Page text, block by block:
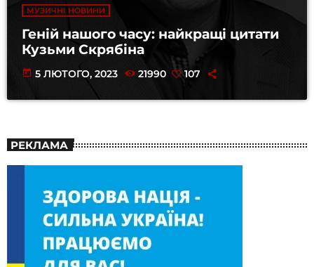
МУЗИЧНІ НОВИНИ
Геній нашого часу: найкращі цитати
Кузьми Скрябіна
today 5 ЛЮТОГО, 2023 21990 107
РЕКЛАМА